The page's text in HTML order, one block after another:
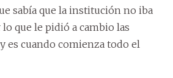
sabía que la institución no iba
lo que le pidió a cambio las
es cuando comienza todo el